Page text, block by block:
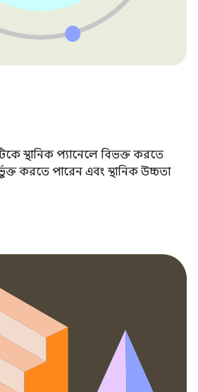
স্থানিক প্যানেলে বিভক্ত করতে
করতে পারেন এবং স্থানিক উচ্চতা